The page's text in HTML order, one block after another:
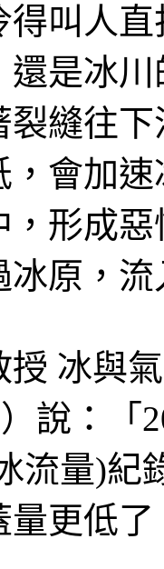
得叫人
還是冰
裂縫往
，會加
，形成
冰原，
冰與
）說：
流量)紀
量更低了